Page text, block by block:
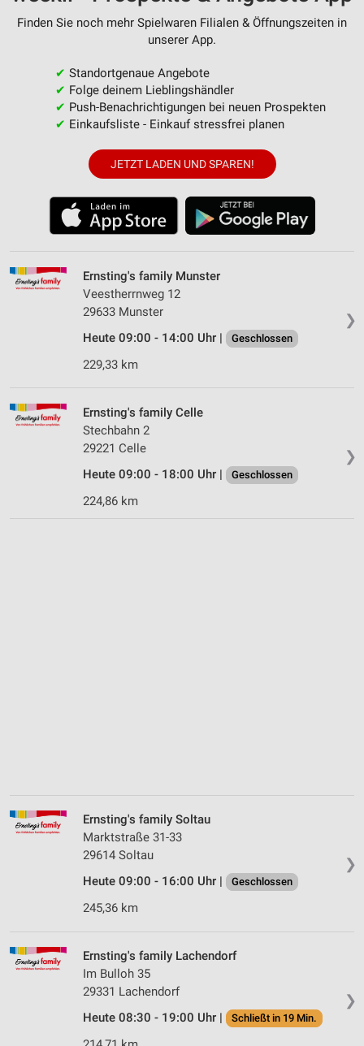
Finden Sie noch mehr Spielwaren Filialen & Öffnungszeiten in
unserer App.
✔ Standortgenaue Angebote
✔ Folge deinem Lieblingshändler
✔ Push-Benachrichtigungen bei neuen Prospekten
✔ Einkaufsliste - Einkauf stressfrei planen
JETZT LADEN UND SPAREN!
❯
Ernsting's family Munster
Veestherrnweg 12
29633 Munster
Heute 09:00 - 14:00 Uhr |
Geschlossen
229,33 km
❯
Ernsting's family Celle
Stechbahn 2
29221 Celle
Heute 09:00 - 18:00 Uhr |
Geschlossen
224,86 km
❯
Ernsting's family Soltau
Marktstraße 31-33
29614 Soltau
Heute 09:00 - 16:00 Uhr |
Geschlossen
245,36 km
❯
Ernsting's family Lachendorf
Im Bulloh 35
29331 Lachendorf
Heute 08:30 - 19:00 Uhr |
Schließt in 19 Min.